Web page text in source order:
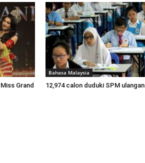
Grand
Bahasa Malaysia
12,974 calon duduki SPM ulangan